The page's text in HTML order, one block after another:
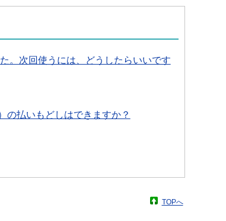
。次回使うには、どうしたらいいです
の払いもどしはできますか？
TOPへ